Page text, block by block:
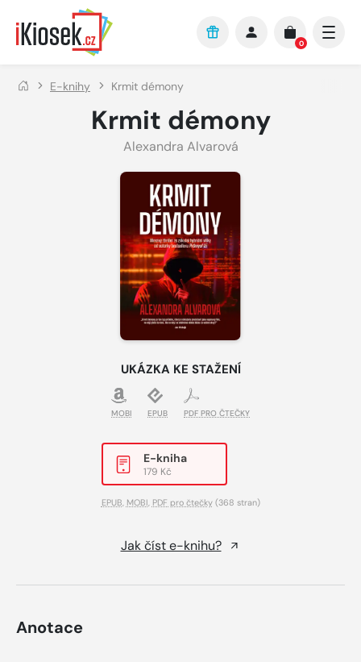
Přejít na hlavní obsah
0
E-knihy Krmit démony
Krmit démony
Alexandra Alvarová
UKÁZKA KE STAŽENÍ
MOBI EPUB PDF PRO ČTEČKY
E-kniha
179 Kč
EPUB, MOBI, PDF pro čtečky(368 stran)
Jak číst e-knihu?
Anotace